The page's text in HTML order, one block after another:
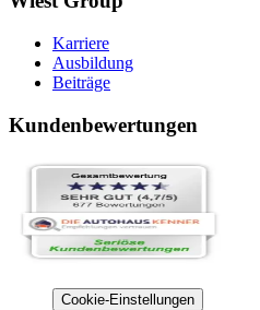
Karriere
Ausbildung
Beiträge
Kundenbewertungen
Cookie-Einstellungen